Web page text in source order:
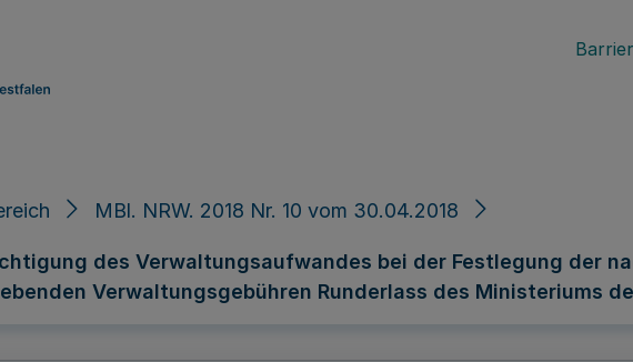
MBl. NRW. 2018 Nr. 10 vom 30.04.2018
des Verwaltungsaufwandes bei der Festlegung der
Verwaltungsgebühren Runderlass des Ministeriums